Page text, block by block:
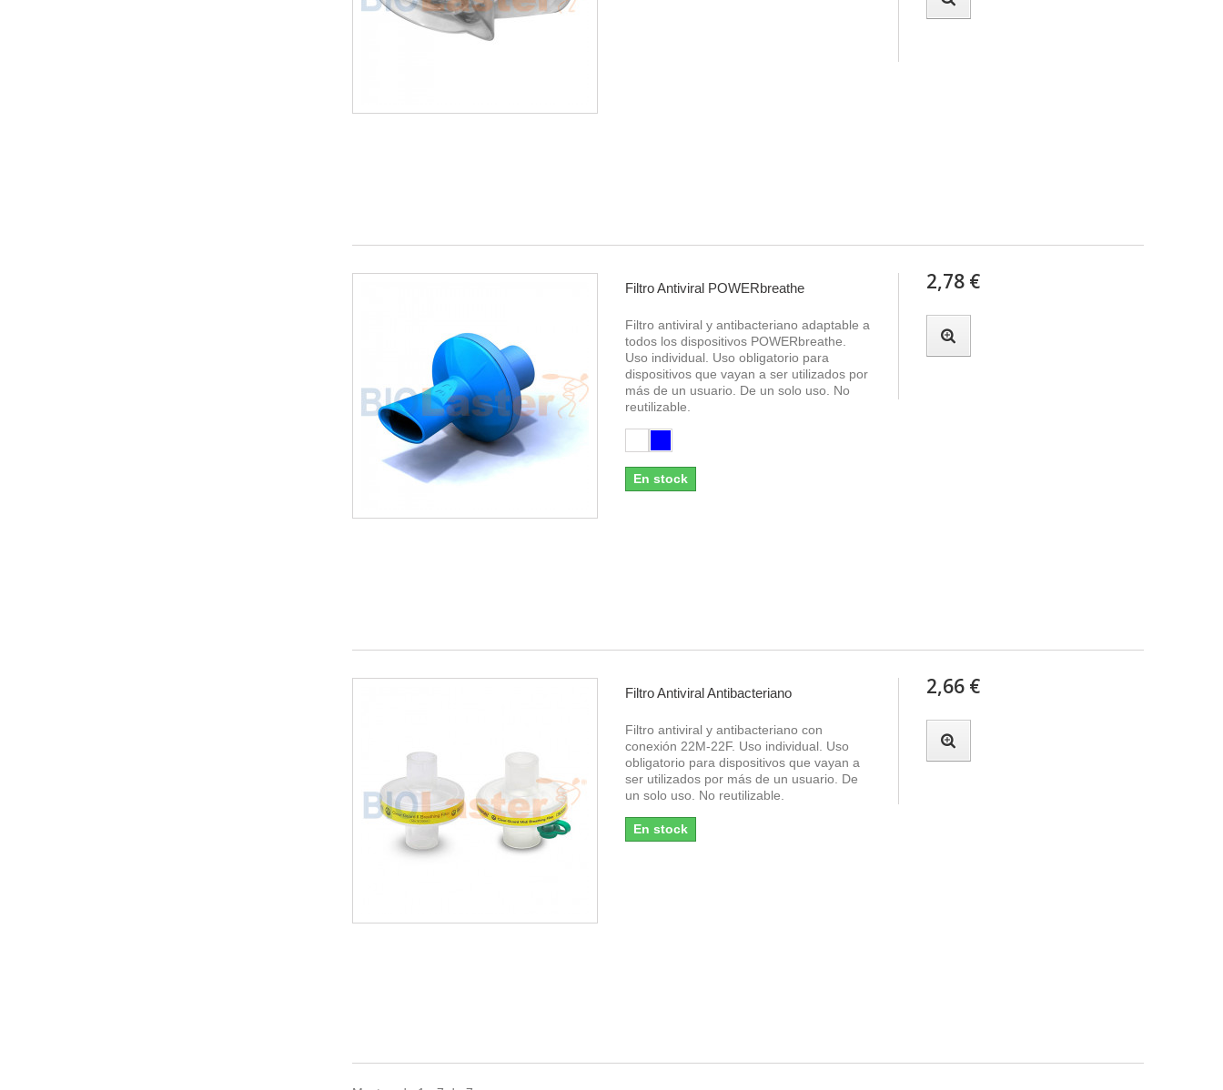
Filtro Antiviral POWERbreathe
Filtro antiviral y antibacteriano adaptable a
todos los dispositivos POWERbreathe.
Uso individual. Uso obligatorio para
dispositivos que vayan a ser utilizados por
más de un usuario. De un solo uso. No
reutilizable.
En stock
2,78 €
Filtro Antiviral Antibacteriano
Filtro antiviral y antibacteriano con
conexión 22M-22F. Uso individual. Uso
obligatorio para dispositivos que vayan a
ser utilizados por más de un usuario. De
un solo uso. No reutilizable.
En stock
2,66 €